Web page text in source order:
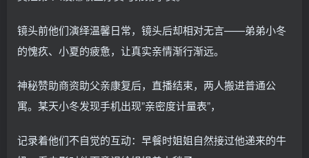
镜头前他们演绎温馨日常，镜头后却相对无言——弟弟小冬
的愧疚、小夏的疲惫，让真实亲情渐行渐远。
神秘赞助商资助父亲康复后，直播结束，两人搬进普通公
寓。某天小冬发现手机出现”亲密度计量表”，
记录着他们不自觉的互动：早餐时姐姐自然接过他递来的牛